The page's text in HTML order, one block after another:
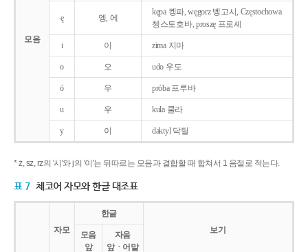
모음
ę 엥, 에
kępa 켕파, węgorz 벵고시, Częstochowa
쳉스토호바, proszę 프로셰
i 이 zima 지마
o 오 udo 우도
ó 우 próba 프루바
u 우 kula 쿨라
y 이 daktyl 닥틸
* ż, sz, rz의 '시'와 j의 '이'는 뒤따르는 모음과 결합할 때 합쳐서 1 음절로 적는다.
표 7 체코어 자모와 한글 대조표
자모
한글
보기
모음
앞
자음
앞ㆍ어말